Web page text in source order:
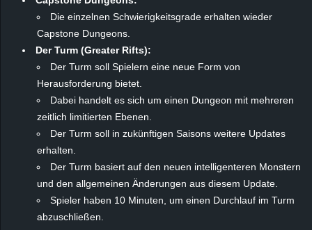
Die einzelnen Schwierigkeitsgrade erhalten wieder
Capstone Dungeons.
Der Turm (Greater Rifts):
Der Turm soll Spielern eine neue Form von
Herausforderung bietet.
Dabei handelt es sich um einen Dungeon mit mehreren
zeitlich limitierten Ebenen.
Der Turm soll in zukünftigen Saisons weitere Updates
erhalten.
Der Turm basiert auf den neuen intelligenteren Monstern
und den allgemeinen Änderungen aus diesem Update.
Spieler haben 10 Minuten, um einen Durchlauf im Turm
abzuschließen.